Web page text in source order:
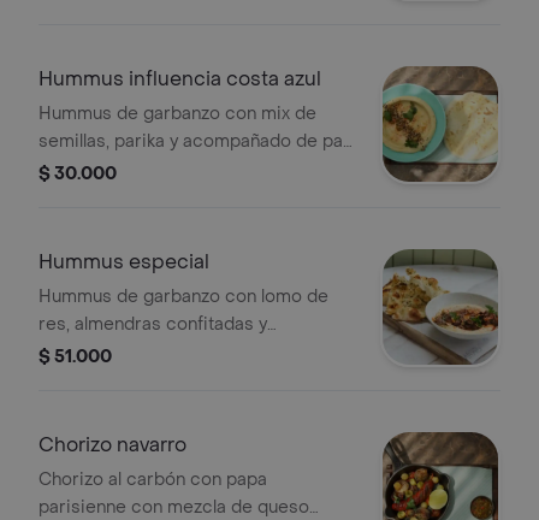
Hummus influencia costa azul
Hummus de garbanzo con mix de
semillas, parika y acompañado de pan
pita.
$ 30.000
Hummus especial
Hummus de garbanzo con lomo de
res, almendras confitadas y
acompañado de pan pita.
$ 51.000
Chorizo navarro
Chorizo al carbón con papa
parisienne con mezcla de queso